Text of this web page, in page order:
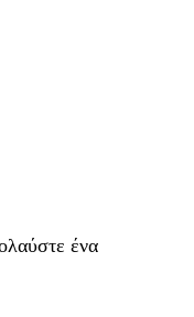
ένα